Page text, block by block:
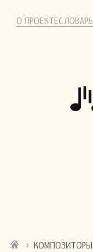
О ПРОЕКТЕСЛОВАРЬ
› КОМПОЗИТОРЫ